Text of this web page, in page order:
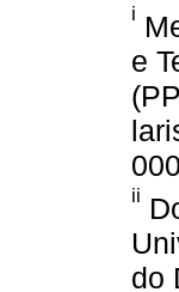
i
e
ii
do